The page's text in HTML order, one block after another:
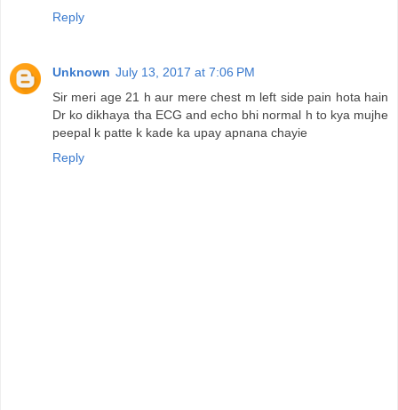
Reply
Unknown July 13, 2017 at 7:06 PM
Sir meri age 21 h aur mere chest m left side pain hota hain
Dr ko dikhaya tha ECG and echo bhi normal h to kya mujhe
peepal k patte k kade ka upay apnana chayie
Reply